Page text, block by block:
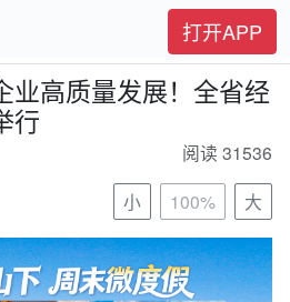
打开APP
业高质量发展！全省经
行
阅读 31536
小
100% 大